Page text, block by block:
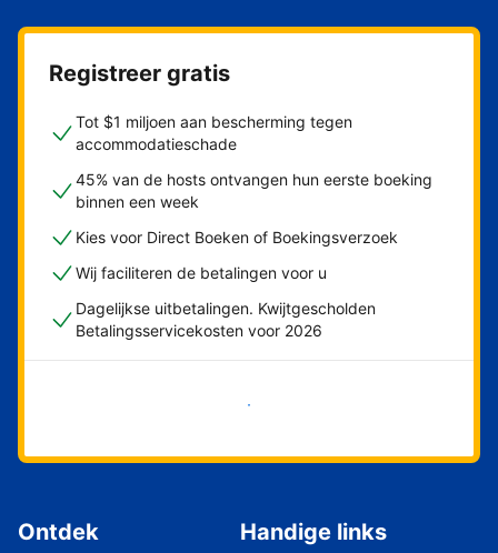
Registreer gratis
Tot $1 miljoen aan bescherming tegen
accommodatieschade
45% van de hosts ontvangen hun eerste boeking
binnen een week
Kies voor Direct Boeken of Boekingsverzoek
Wij faciliteren de betalingen voor u
Dagelijkse uitbetalingen. Kwijtgescholden
Betalingsservicekosten voor 2026
Nu meteen beginnen
Ontdek Handige links